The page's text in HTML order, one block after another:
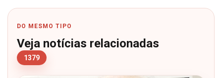
DO MESMO TIPO
Veja notícias relacionadas
1379